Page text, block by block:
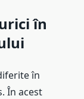
în
în
În acest